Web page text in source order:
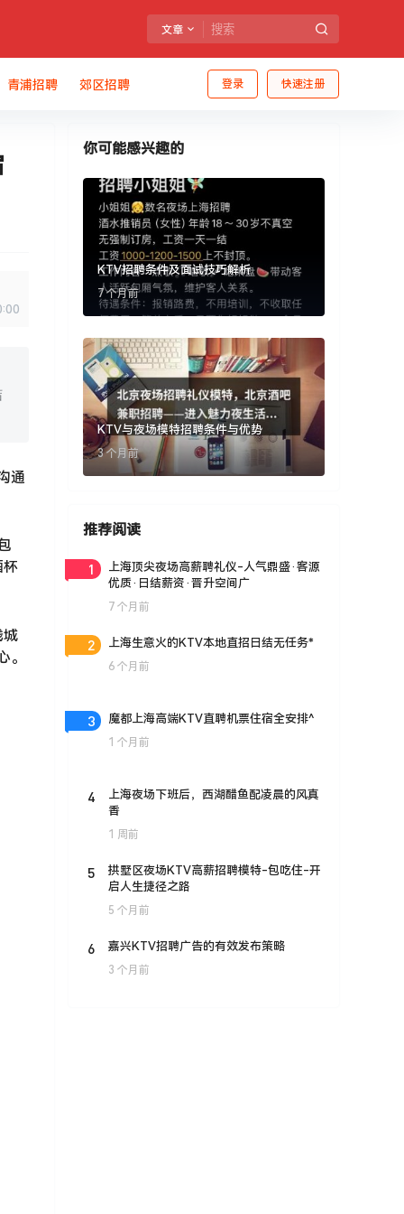
文章
登录 快速注册
青浦招聘 郊区招聘
通
杯
城
你可能感兴趣的
KTV招聘条件及面试技巧解析
7 个月前
KTV与夜场模特招聘条件与优势
3 个月前
推荐阅读
1
上海顶尖夜场高薪聘礼仪-人气鼎盛·客源
优质·日结薪资·晋升空间广
7 个月前
2 上海生意火的KTV本地直招日结无任务*
6 个月前
3 魔都上海高端KTV直聘机票住宿全安排^
1 个月前
4
上海夜场下班后，西湖醋鱼配凌晨的风真
香
1 周前
5
拱墅区夜场KTV高薪招聘模特-包吃住-开
启人生捷径之路
5 个月前
6 嘉兴KTV招聘广告的有效发布策略
3 个月前